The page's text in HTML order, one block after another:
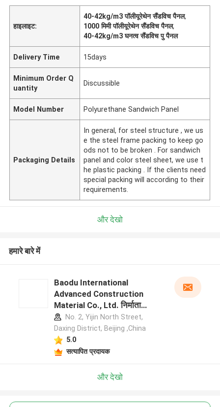
हाइलाइट:
40-42kg/m3 पॉलीयूरेथेन सैंडविच पैनल,
1000 मिमी पॉलीयूरेथेन सैंडविच पैनल,
40-42kg/m3 घनत्व सैंडविच पु पैनल
Delivery Time 15days
Minimum Order Q
uantity
Discussible
Model Number Polyurethane Sandwich Panel
Packaging Details
In general, for steel structure , we us
e the steel frame packing to keep go
ods not to be broken . For sandwich
panel and color steel sheet, we use t
he plastic packing . If the clients need
special packing will according to their
requirements.
और देखो
हमारे बारे में
Baodu International
Advanced Construction
Material Co., Ltd. निर्माता
प्रोफ़ाइलNo. 2, Yijin North Street,
Daxing District, Beijing ,China
5.0
सत्यापित प्रदायक
और देखो